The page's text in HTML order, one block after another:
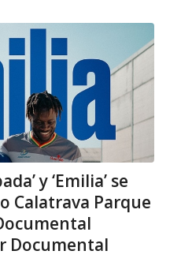
y ‘Emilia’ se
Calatrava Parque
Documental